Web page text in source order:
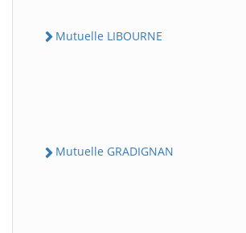
Mutuelle LIBOURNE
Mutuelle GRADIGNAN